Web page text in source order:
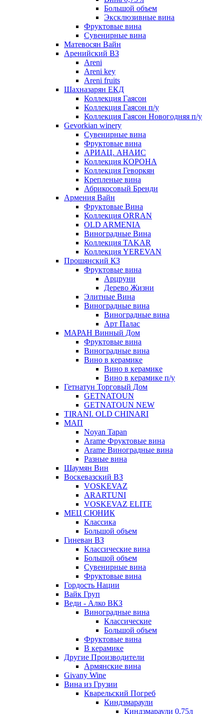
Большой объем
Эксклюзивные вина
Фруктовые вина
Cувенирные вина
Матевосян Вайн
Аренийский ВЗ
Areni
Areni key
Areni fruits
Шахназарян ЕКД
Коллекция Гаясон
Коллекция Гаясон п/у
Коллекция Гаясон Новогодняя п/у
Gevorkian winery
Сувенирные вина
Фруктовые вина
АРИАЦ. АНАИС
Коллекция КОРОНА
Коллекция Геворкян
Крепленые вина
Абрикосовый Бренди
Армения Вайн
Фруктовые Вина
Коллекция ORRAN
OLD ARMENIA
Виноградные Вина
Коллекция TAKAR
Коллекция YEREVAN
Прошянский КЗ
Фруктовые вина
Арцруни
Дерево Жизни
Элитные Вина
Виноградные вина
Виноградные вина
Арт Палас
МАРАН Винный Дом
Фруктовые вина
Виноградные вина
Вино в керамике
Вино в керамике
Вино в керамике п/у
Гетнатун Торговый Дом
GETNATOUN
GETNATOUN NEW
TIRANI. OLD CHINARI
МАП
Noyan Tapan
Arame Фруктовые вина
Arame Виноградные вина
Разные вина
Шаумян Вин
Воскевазский ВЗ
VOSKEVAZ
ARARTUNI
VOSKEVAZ ELITE
МЕЦ СЮНИК
Классика
Большой объем
Гиневан ВЗ
Классические вина
Большой объем
Сувенирные вина
Фруктовые вина
Гордость Нации
Вайк Груп
Веди - Алко ВКЗ
Виноградные вина
Классические
Большой объем
Фруктовые вина
В керамике
Другие Производители
Армянские вина
Givany Wine
Вина из Грузии
Кварельский Погреб
Киндзмараули
Киндзмараули 0,75л